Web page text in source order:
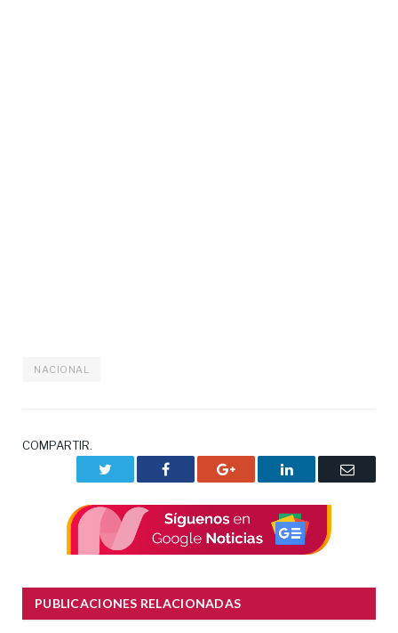
NACIONAL
COMPARTIR.
Facebook Google+ LinkedIn
Correo
PUBLICACIONES RELACIONADAS